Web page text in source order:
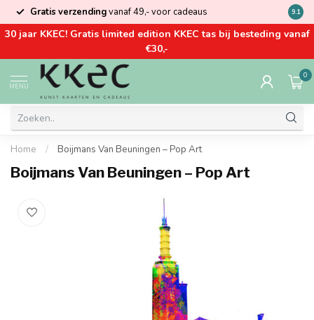
Gratis verzendingvanaf 49,- voor cadeaus Kom
9.1
30 jaar KKEC! Gratis limited edition KKEC tas bij besteding vanaf
€30,-
MENU
0
Home / Boijmans Van Beuningen – Pop Art
Boijmans Van Beuningen – Pop Art